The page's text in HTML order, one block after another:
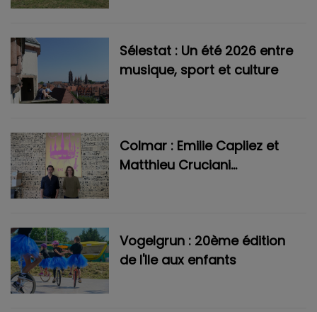
Sélestat : Un été 2026 entre
musique, sport et culture
Colmar : Emilie Capliez et
Matthieu Cruciani
Vogelgrun : 20ème édition
de l'Ile aux enfants